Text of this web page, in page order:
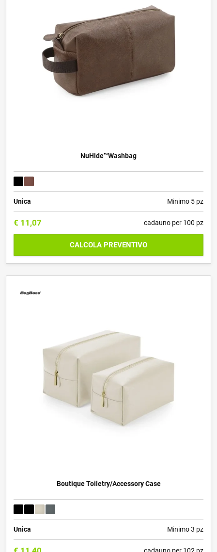
NuHide™Washbag
Unica Minimo 5 pz
€ 11,07 cadauno per 100 pz
CALCOLA PREVENTIVO
Boutique Toiletry/Accessory Case
Unica Minimo 3 pz